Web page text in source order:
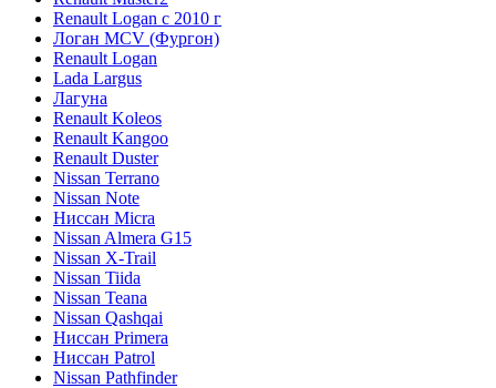
Renault Logan c 2010 г
Логан МСV (Фургон)
Renault Logan
Lada Largus
Лагуна
Renault Koleos
Renault Kangoo
Renault Duster
Nissan Terrano
Nissan Note
Ниссан Micra
Nissan Almera G15
Nissan X-Trail
Nissan Tiida
Nissan Teana
Nissan Qashqai
Ниссан Primera
Ниссан Patrol
Nissan Pathfinder